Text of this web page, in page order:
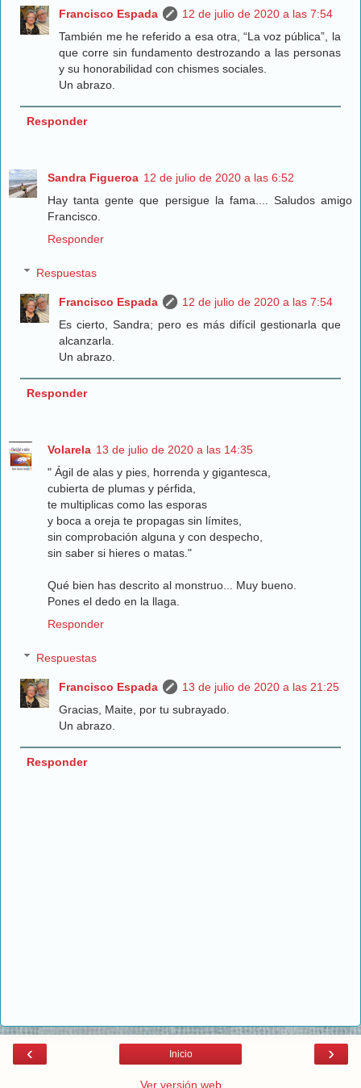
Francisco Espada
12 de julio de 2020 a las 7:54
También me he referido a esa otra, “La voz pública”, la
que corre sin fundamento destrozando a las personas
y su honorabilidad con chismes sociales.
Un abrazo.
Responder
Sandra Figueroa 12 de julio de 2020 a las 6:52
Hay tanta gente que persigue la fama.... Saludos amigo
Francisco.
Responder
Respuestas
Francisco Espada
12 de julio de 2020 a las 7:54
Es cierto, Sandra; pero es más difícil gestionarla que
alcanzarla.
Un abrazo.
Responder
Volarela 13 de julio de 2020 a las 14:35
" Ágil de alas y pies, horrenda y gigantesca,
cubierta de plumas y pérfida,
te multiplicas como las esporas
y boca a oreja te propagas sin límites,
sin comprobación alguna y con despecho,
sin saber si hieres o matas."
Qué bien has descrito al monstruo... Muy bueno.
Pones el dedo en la llaga.
Responder
Respuestas
Francisco Espada
13 de julio de 2020 a las 21:25
Gracias, Maite, por tu subrayado.
Un abrazo.
Responder
‹ ›
Inicio
Ver versión web